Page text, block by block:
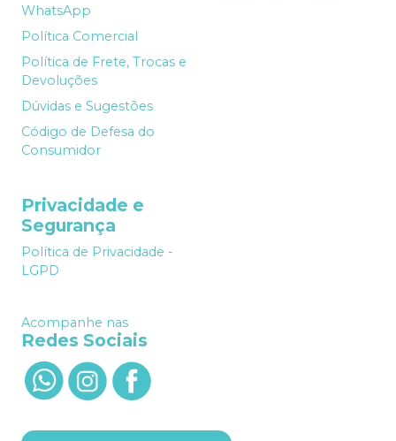
WhatsApp
Política Comercial
Política de Frete, Trocas e
Devoluções
Dúvidas e Sugestões
Código de Defesa do
Consumidor
Privacidade e
Segurança
Política de Privacidade -
LGPD
Acompanhe nas
Redes Sociais